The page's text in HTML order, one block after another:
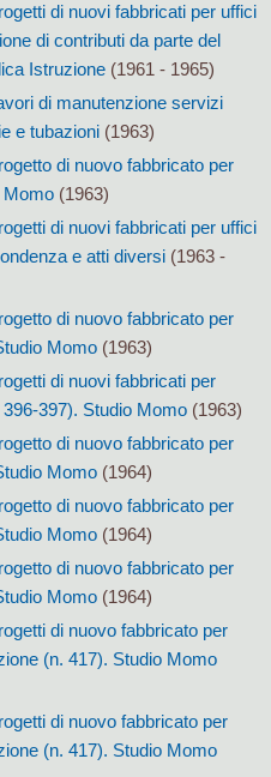
di nuovi fabbricati per uffici
di contributi da parte del
Istruzione(1961 - 1965)
di manutenzione servizi
e tubazioni(1963)
di nuovo fabbricato per
Momo(1963)
di nuovi fabbricati per uffici
e atti diversi(1963 -
di nuovo fabbricato per
Momo(1963)
di nuovi fabbricati per
397). Studio Momo(1963)
di nuovo fabbricato per
Momo(1964)
di nuovo fabbricato per
Momo(1964)
di nuovo fabbricato per
Momo(1964)
di nuovo fabbricato per
(n. 417). Studio Momo
di nuovo fabbricato per
(n. 417). Studio Momo